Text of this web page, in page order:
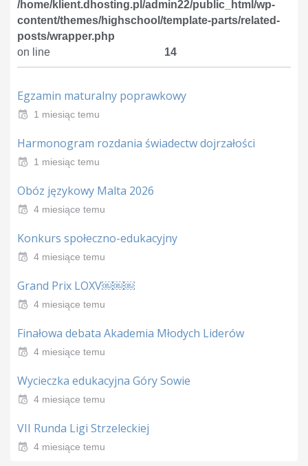
/home/klient.dhosting.pl/admin22/public_html/wp-
content/themes/highschool/template-parts/related-
posts/wrapper.php
on line
14
Egzamin maturalny poprawkowy
1 miesiąc temu
Harmonogram rozdania świadectw dojrzałości
1 miesiąc temu
Obóz językowy Malta 2026
4 miesiące temu
Konkurs społeczno-edukacyjny
4 miesiące temu
Grand Prix LOXV￼￼￼
4 miesiące temu
Finałowa debata Akademia Młodych Liderów
4 miesiące temu
Wycieczka edukacyjna Góry Sowie
4 miesiące temu
VII Runda Ligi Strzeleckiej
4 miesiące temu